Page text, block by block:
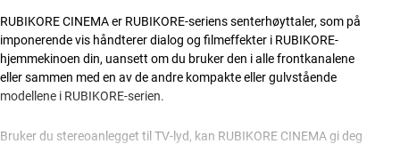
RUBIKORE CINEMA er RUBIKORE-seriens senterhøyttaler, som på
imponerende vis håndterer dialog og filmeffekter i RUBIKORE-
hjemmekinoen din, uansett om du bruker den i alle frontkanalene
eller sammen med en av de andre kompakte eller gulvstående
modellene i RUBIKORE-serien.
Bruker du stereoanlegget til TV-lyd, kan RUBIKORE CINEMA gi deg